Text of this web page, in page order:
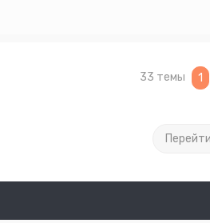
33 темы 1
Перейти